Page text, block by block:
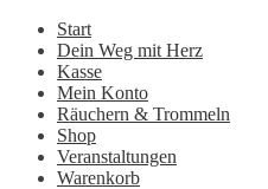
Start
Dein Weg mit Herz
Kasse
Mein Konto
Räuchern & Trommeln
Shop
Veranstaltungen
Warenkorb